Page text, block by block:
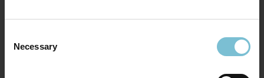
Selection
Necessary